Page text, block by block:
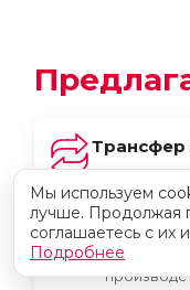
Трансфер
трансферу
Мы используем
лучше. Продолжая
соглашаетесь
Мы используем
лучше. Продолжая
соглашаетесь с их
Подробнее